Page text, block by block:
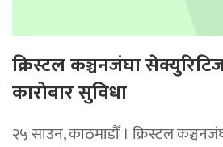
क्रिस्टल कञ्चनजंघा
कारोबार सुविधा
२५ साउन, काठमाडौँ । क्रिस्टल